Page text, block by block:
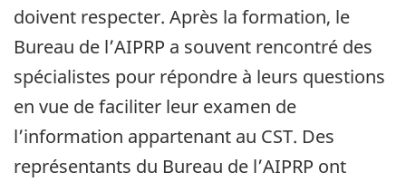
doivent respecter. Après la formation, le
Bureau de l’AIPRP a souvent rencontré des
spécialistes pour répondre à leurs questions
en vue de faciliter leur examen de
l’information appartenant au CST. Des
représentants du Bureau de l’AIPRP ont